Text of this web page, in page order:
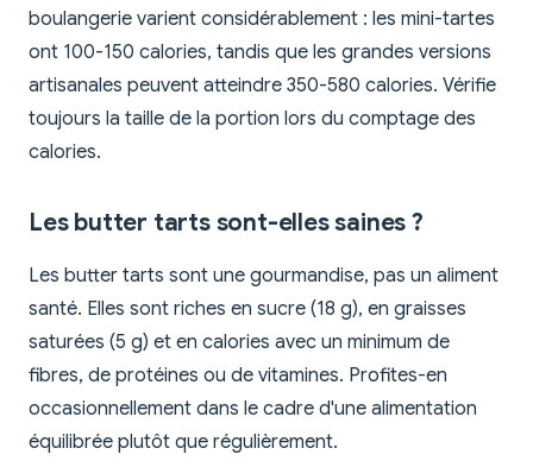
boulangerie varient considérablement : les mini-tartes
ont 100-150 calories, tandis que les grandes versions
artisanales peuvent atteindre 350-580 calories. Vérifie
toujours la taille de la portion lors du comptage des
calories.
Les butter tarts sont-elles saines ?
Les butter tarts sont une gourmandise, pas un aliment
santé. Elles sont riches en sucre (18 g), en graisses
saturées (5 g) et en calories avec un minimum de
fibres, de protéines ou de vitamines. Profites-en
occasionnellement dans le cadre d'une alimentation
équilibrée plutôt que régulièrement.